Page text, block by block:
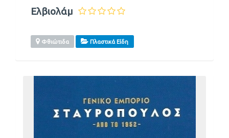
Ελβιολάμ
Φθιώτιδα Πλαστικά Είδη